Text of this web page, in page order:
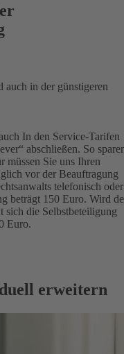
in der günstigeren
In den Service-Tarifen
abschließen. So
müssen Sie uns Ihren
vor der Beauftragung
telefonisch oder
beträgt 150 Euro. Wird
sich die Selbstbeteiligung
Euro.
erweitern